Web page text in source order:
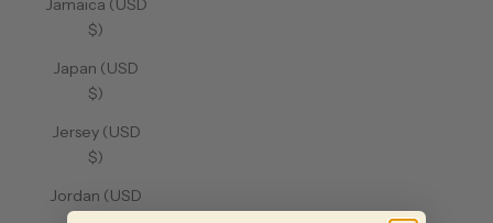
Jamaica (USD
$)
Japan (USD
$)
Jersey (USD
$)
Jordan (USD